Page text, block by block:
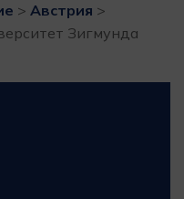
> Австрия >
Зигмунда